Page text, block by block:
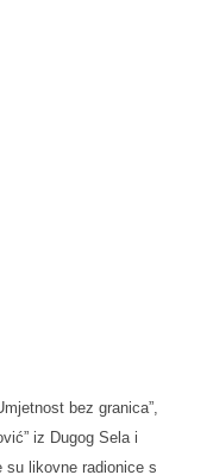
bez granica”,
iz Dugog Sela i
su likovne radionice s